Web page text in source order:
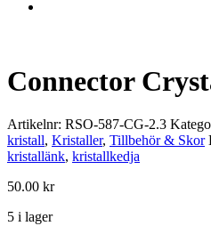
Connector
Artikelnr: RSO-587-CG-2.3
kristall, Kristaller, Tillbehör & Skor
kristallänk, kristallkedja
50.00 kr
5 i lager